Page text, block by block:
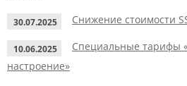
30.07.2025 Снижение стоимости
10.06.2025
Специальные тарифы
настроение»